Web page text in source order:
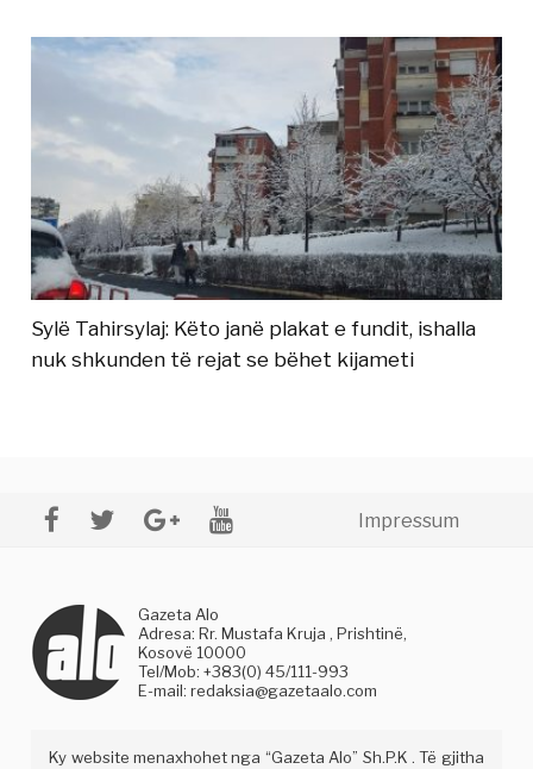
Sylë Tahirsylaj: Këto janë plakat e fundit, ishalla
nuk shkunden të rejat se bëhet kijameti
Impressum
Gazeta Alo
Adresa: Rr. Mustafa Kruja , Prishtinë,
Kosovë 10000
Tel/Mob: +383(0) 45/111-993
E-mail:redaksia@gazetaalo.com
Ky website menaxhohet nga “Gazeta Alo” Sh.P.K . Të gjitha